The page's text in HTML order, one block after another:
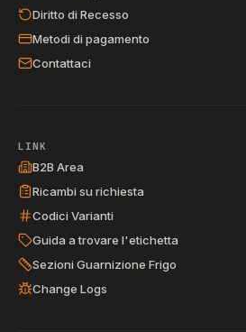
Diritto di Recesso
Metodi di pagamento
Contattaci
LINK
B2B Area
Ricambi su richiesta
Codici Varianti
Guida a trovare l'etichetta
Sezioni Guarnizione Frigo
Change Logs